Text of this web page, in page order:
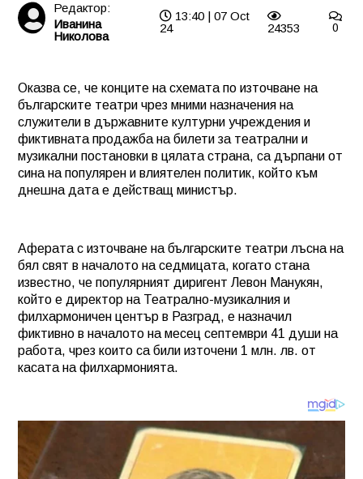
Редактор:
Иванина
Николова
13:40 | 07 Oct
24
24353 0
Оказва се, че конците на схемата по източване на
българските театри чрез мними назначения на
служители в държавните културни учреждения и
фиктивната продажба на билети за театрални и
музикални постановки в цялата страна, са дърпани от
сина на популярен и влиятелен политик, който към
днешна дата е действащ министър.
Аферата с източване на българските театри лъсна на
бял свят в началото на седмицата, когато стана
известно, че популярният диригент Левон Манукян,
който е директор на Театрално-музикалния и
филхармоничен център в Разград, е назначил
фиктивно в началото на месец септември 41 души на
работа, чрез които са били източени 1 млн. лв. от
касата на филхармонията.